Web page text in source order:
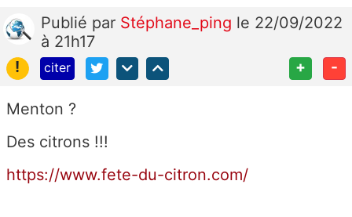
Publié par Stéphane_ping le 22/09/2022
à 21h17
!
citer + -
Menton ?
Des citrons !!!
https://www.fete-du-citron.com/